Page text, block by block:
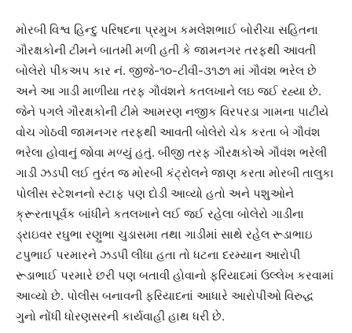
મોરબી વિશ્વ હિન્દુ પરિષદના પ્રમુખ કમલેશભાઈ બોરીચા સહિતના
ગૌરક્ષકોની ટીમને બાતમી મળી હતી કે જામનગર તરફથી આવતી
બોલેરો પીકઅપ કાર નં. જીજે-૧૦-ટીવી-૩૧૭૧ માં ગૌવંશ ભરેલ છે
અને આ ગાડી માળીયા તરફ ગૌવંશને કતલખાને લઇ જઈ રહ્યા છે.
જેને પગલે ગૌરક્ષકોની ટીમે આમરણ નજીક વિરપરડા ગામના પાટીયે
વોચ ગોઠવી જામનગર તરફથી આવતી બોલેરો ચેક કરતા બે ગૌવંશ
ભરેલા હોવાનું જોવા મળ્યું હતું. બીજી તરફ ગૌરક્ષકોએ ગૌવંશ ભરેલી
ગાડી ઝડપી લઈ તુરંત જ મોરબી કંટ્રોલને જાણ કરતા મોરબી તાલુકા
પોલીસ સ્ટેશનનો સ્ટાફ પણ દોડી આવ્યો હતો અને પશુઓને
ક્રૂરતાપૂર્વક બાંધીને કતલખાને લઈ જઈ રહેલા બોલેરો ગાડીના
ડ્રાઇવર રઘુભા રણુભા ચુડાસમા તથા ગાડીમાં સાથે રહેલ રૂડાભાઇ
ટપુભાઈ પરમારને ઝડપી લીધા હતા તો ધટના દરમ્યાન આરોપી
રૂડાભાઈ પરમારે છરી પણ બતાવી હોવાનો ફરિયાદમાં ઉલ્લેખ કરવામાં
આવ્યો છે. પોલીસ બનાવની ફરિયાદનાં આધારે આરોપીઓ વિરુદ્ધ
ગુનો નોંધી ધોરણસરની કાર્યવાહી હાથ ધરી છે.